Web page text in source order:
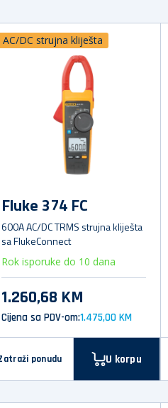
AC/DC strujna kliješta
Fluke 374 FC
600A AC/DC TRMS strujna kliješta
sa FlukeConnect
Rok isporuke do 10 dana
1.260,68 KM
Cijena sa PDV-om:1.475,00 KM
ponudu U korpu